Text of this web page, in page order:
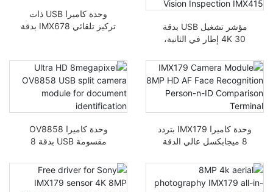
مؤشر تشغيل USB بدقة
4K 30 إطار في الثانية،
من التيار الزائد، فحص
الكاميرا الصناعية، الرؤية
IMX415
وحدة كاميرا USB ذات
تركيز تلقائي IMX678 بدقة
بشاشة 4K
وحدة كاميرا IMX179 بتردد
8 ميجابكسل عالي الدقة
من نوع Person-N-ID
وحدة كاميرا OV8858
مقسومة USB بدقة 8
لتحديد المستندات